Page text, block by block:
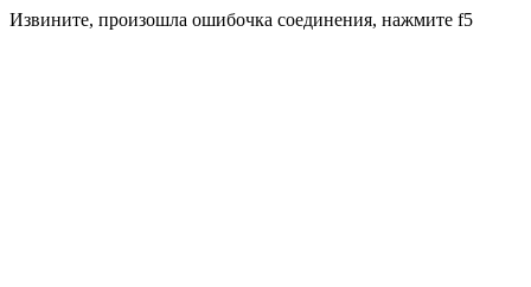
Извините, произошла ошибочка соединения, нажмите f5